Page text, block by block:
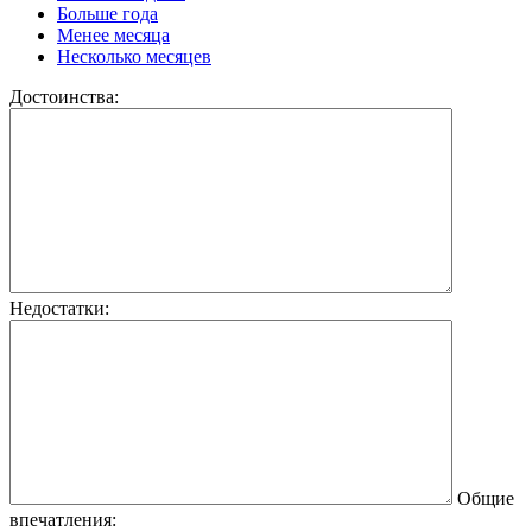
Больше года
Менее месяца
Несколько месяцев
Достоинства:
Недостатки:
Общие
впечатления: